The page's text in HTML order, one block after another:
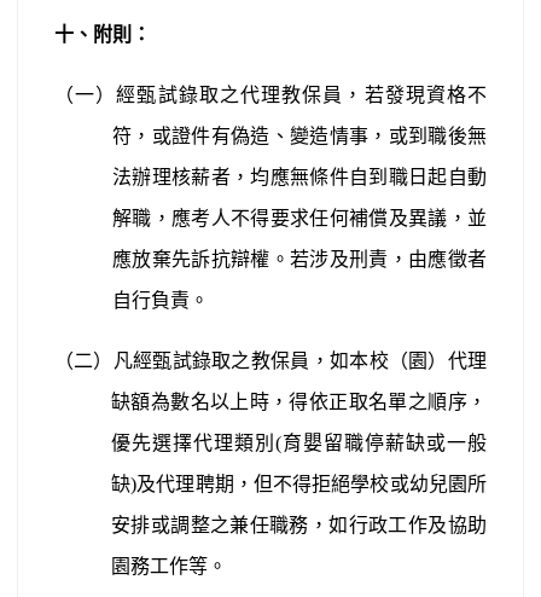
十、附則：
（一）經甄試錄取之代理教保員，若發現資格不
符，或證件有偽造、變造情事，或到職後無
法辦理核薪者，均應無條件自到職日起自動
解職，應考人不得要求任何補償及異議，並
應放棄先訴抗辯權。若涉及刑責，由應徵者
自行負責。
（二）凡經甄試錄取之教保員，如本校（園）代理
缺額為數名以上時，得依正取名單之順序，
優先選擇代理類別 (育嬰留職停薪缺或一般
缺)及代理聘期，但不得拒絕學校或幼兒園所
安排或調整之兼任職務，如行政工作及協助
園務工作等。